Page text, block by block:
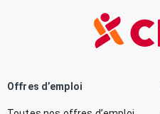
Offres d’emploi